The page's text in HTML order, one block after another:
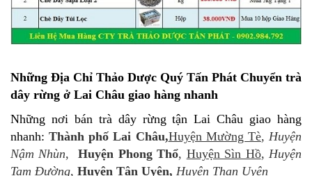
Những Địa Chỉ Thảo Dược Quý Tấn Phát Chuyển trà
dây rừng ở Lai Châu giao hàng nhanh
Những nơi bán trà dây rừng tận Lai Châu giao hàng
nhanh:Thành phố Lai Châu,Huyện Mường Tè, Huyện
Nậm Nhùn,Huyện Phong Thổ, Huyện Sìn Hồ, Huyện
Tam Đường, Huyện Tân Uyên, Huyện Than Uyên